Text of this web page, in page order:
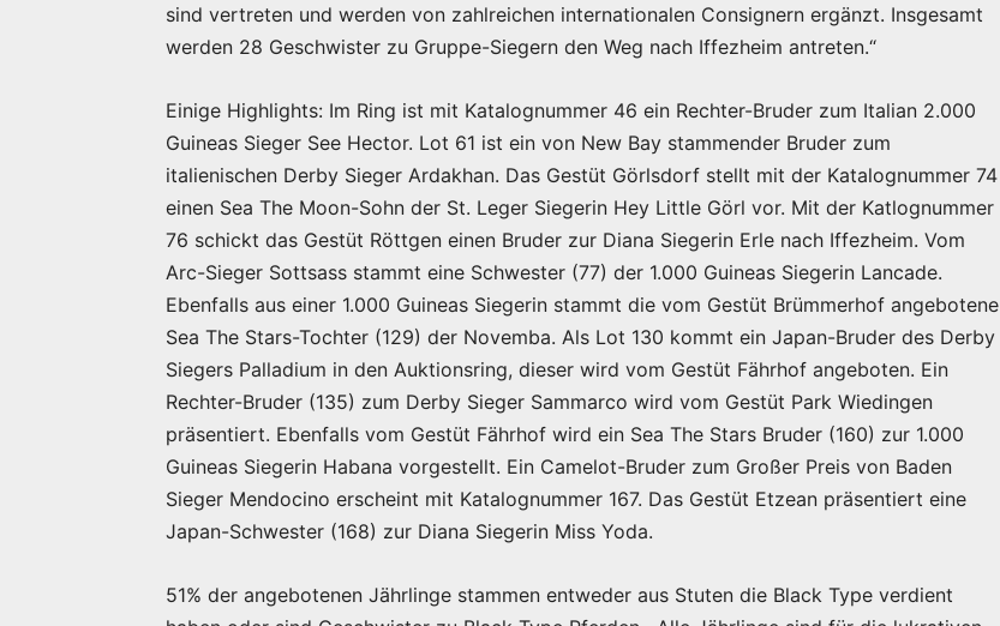
sind vertreten und werden von zahlreichen internationalen Consignern ergänzt. Insgesamt
werden 28 Geschwister zu Gruppe-Siegern den Weg nach Iffezheim antreten.“
Einige Highlights: Im Ring ist mit Katalognummer 46 ein Rechter-Bruder zum Italian 2.000
Guineas Sieger See Hector. Lot 61 ist ein von New Bay stammender Bruder zum
italienischen Derby Sieger Ardakhan. Das Gestüt Görlsdorf stellt mit der Katalognummer 74
einen Sea The Moon-Sohn der St. Leger Siegerin Hey Little Görl vor. Mit der Katlognummer
76 schickt das Gestüt Röttgen einen Bruder zur Diana Siegerin Erle nach Iffezheim. Vom
Arc-Sieger Sottsass stammt eine Schwester (77) der 1.000 Guineas Siegerin Lancade.
Ebenfalls aus einer 1.000 Guineas Siegerin stammt die vom Gestüt Brümmerhof angebotene
Sea The Stars-Tochter (129) der Novemba. Als Lot 130 kommt ein Japan-Bruder des Derby
Siegers Palladium in den Auktionsring, dieser wird vom Gestüt Fährhof angeboten. Ein
Rechter-Bruder (135) zum Derby Sieger Sammarco wird vom Gestüt Park Wiedingen
präsentiert. Ebenfalls vom Gestüt Fährhof wird ein Sea The Stars Bruder (160) zur 1.000
Guineas Siegerin Habana vorgestellt. Ein Camelot-Bruder zum Großer Preis von Baden
Sieger Mendocino erscheint mit Katalognummer 167. Das Gestüt Etzean präsentiert eine
Japan-Schwester (168) zur Diana Siegerin Miss Yoda.
51% der angebotenen Jährlinge stammen entweder aus Stuten die Black Type verdient